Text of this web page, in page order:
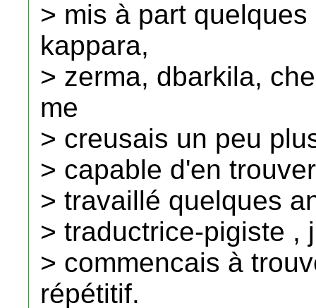
> mis à part
kappara,
> zerma, dbarkila,
me
> creusais un peu
> capable d'en
> travaillé quelques
> traductrice-pigiste ,
> commencais à
répétitif.